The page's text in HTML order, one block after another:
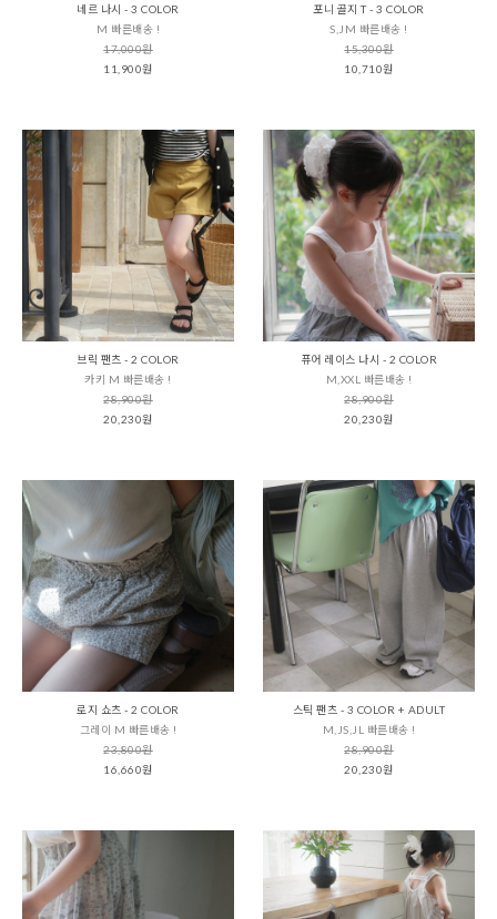
네르 나시 - 3 COLOR
M 빠른배송 !
17,000원
11,900원
포니 골지 T - 3 COLOR
S,JM 빠른배송 !
15,300원
10,710원
브릭 팬츠 - 2 COLOR
카키 M 빠른배송 !
28,900원
20,230원
퓨어 레이스 나시 - 2 COLOR
M,XXL 빠른배송 !
28,900원
20,230원
로지 쇼츠 - 2 COLOR
그레이 M 빠른배송 !
23,800원
16,660원
스틱 팬츠 - 3 COLOR + ADULT
M,JS,JL 빠른배송 !
28,900원
20,230원